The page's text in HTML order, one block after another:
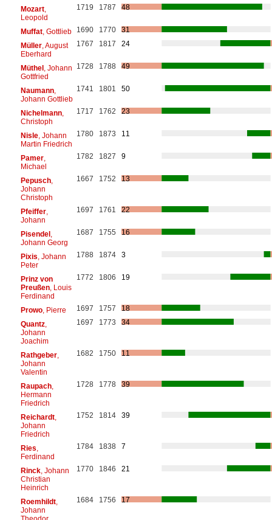
Mozart,
Leopold
1719 1787 48
Muffat, Gottlieb 1690 1770
31
Müller, August
Eberhard
1767 1817 24
Müthel, Johann
Gottfried
1728 1788 49
Naumann,
Johann Gottlieb
1741 1801 50
Nichelmann,
Christoph
1717 1762 23
Nisle, Johann
Martin Friedrich
1780 1873 11
Pamer,
Michael
1782 1827 9
Pepusch,
Johann
Christoph
1667 1752 13
Pfeiffer,
Johann
1697 1761 22
Pisendel,
Johann Georg
1687 1755 16
Pixis , Johann
Peter
1788 1874 3
Prinz von
Preußen, Louis
Ferdinand
1772 1806 19
Prowo, Pierre 1697 1757
18
Quantz,
Johann
Joachim
1697 1773 34
Rathgeber,
Johann
Valentin
1682 1750 11
Raupach,
Hermann
Friedrich
1728 1778 39
Reichardt,
Johann
Friedrich
1752 1814 39
Ries
Ferdinand
1784 1838 7
Rinck, Johann
Christian
Heinrich
1770 1846 21
Roemhildt,
Johann
1684 1756 17